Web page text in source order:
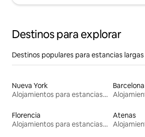
Destinos para explorar
Destinos populares para estancias largas
Nueva York
Alojamientos para estancias largas
Barcelona
Florencia
Alojamientos para estancias largas
Atenas